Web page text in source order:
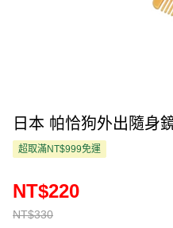
日本 帕恰狗外出隨身
超取滿NT$999免運
NT$330
NT$220